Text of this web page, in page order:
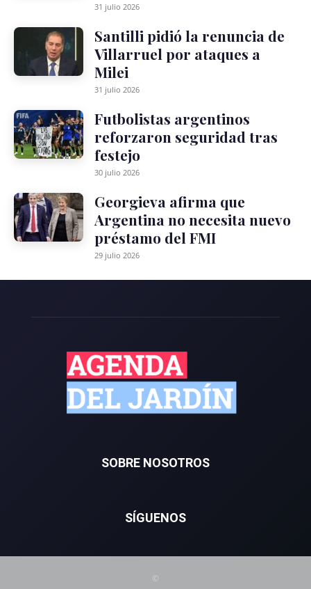
31 julio 2026
Santilli pidió la renuncia de
Villarruel por ataques a
Milei
31 julio 2026
Futbolistas argentinos
reforzaron seguridad tras
festejo
30 julio 2026
Georgieva afirma que
Argentina no necesita nuevo
préstamo del FMI
29 julio 2026
SOBRE NOSOTROS
SÍGUENOS
©